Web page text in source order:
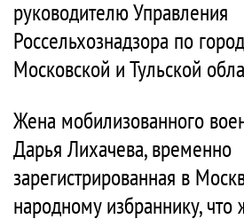
руководителю Управления
Россельхознадзора по
Московской и Тульской
Жена мобилизованного
Дарья Лихачева, временно
зарегистрированная в
народному избраннику, что